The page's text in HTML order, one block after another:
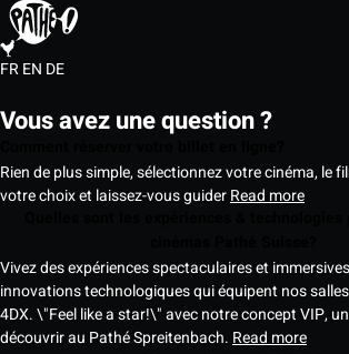
FREN DE
Vous avez une question ?
Rien de plus simple, sélectionnez votre cinéma, le
votre choix et laissez-vous guiderRead more
Vivez des expériences spectaculaires et
innovations technologiques qui équipent nos
4DX. \"Feel like a star!\" avec notre concept VIP,
découvrir au Pathé Spreitenbach. Read more